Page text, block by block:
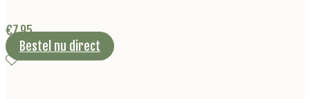
€7,95
Bestel nu direct